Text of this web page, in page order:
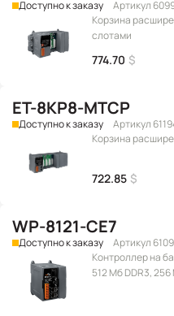
Доступно к заказу
Артикул
Корзина
слотами
774.70 $
ET-8KP8-MTCP
Доступно к заказу
Артикул
Корзина
722.85 $
WP-8121-CE7
Доступно к заказу
Артикул
Контроллер на
512 Мб DDR3, 256